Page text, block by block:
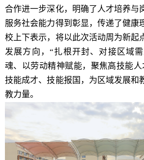
合作进一步深化，明确了人才培养与
服务社会能力得到彰显，传递了健康
校上下表示，将以此次活动周为新起
发展方向，“扎根开封、对接区域
魂、以劳动精神赋能，聚焦高技能
技能成才、技能报国，为区域发展和
教力量。